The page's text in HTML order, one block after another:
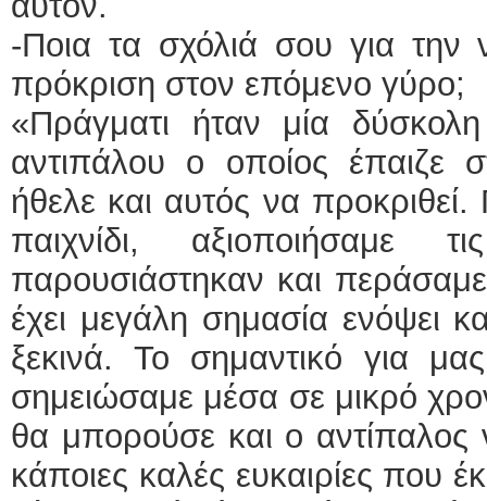
-Ποια τα σχόλιά σου για την
πρόκριση στον επόμενο γύρο;
«Πράγματι ήταν μία
αντιπάλου ο οποίος έπαιζε
ήθελε και αυτός να προκριθεί.
παιχνίδι, αξιοποιήσαμε
παρουσιάστηκαν και
έχει μεγάλη σημασία ενόψει
ξεκινά. Το σημαντικό για
σημειώσαμε μέσα σε μικρό
θα μπορούσε και ο αντίπαλος
κάποιες καλές ευκαιρίες που